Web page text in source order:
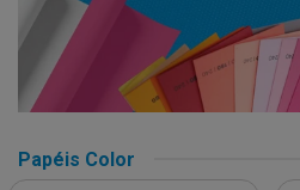
Papéis Color